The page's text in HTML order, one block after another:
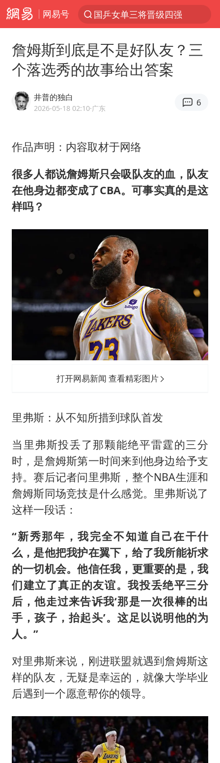
网易号
新疆优化调整景区内自驾服务费
情侣平潭拍日出坠崖1死1伤
杭州全市有序停课
36岁男演员成景区NPC后人气爆棚
老挝国会主席赛宋蓬逝世
夏日经济乘“热”而上 消费市场向“新”而行
白海豚将正面袭击贯穿浙江
酒店回应车内过夜被收150元
乐享全民健身 共筑健康中国
詹姆斯到底是不是好队友？三
个落选秀的故事给出答案
井普的独白
2026-05-18 02:10·广东
6
作品声明：内容取材于网络
很多人都说詹姆斯只会吸队友的血，队友
在他身边都变成了CBA。可事实真的是这
样吗？
打开网易新闻 查看精彩图片
里弗斯：从不知所措到球队首发
当里弗斯投丢了那颗能绝平雷霆的三分
时，是詹姆斯第一时间来到他身边给予支
持。赛后记者问里弗斯，整个NBA生涯和
詹姆斯同场竞技是什么感觉。里弗斯说了
这样一段话：
“新秀那年，我完全不知道自己在干什
么，是他把我护在翼下，给了我所能祈求
的一切机会。他信任我，更重要的是，我
们建立了真正的友谊。我投丢绝平三分
后，他走过来告诉我‘那是一次很棒的出
手，孩子，抬起头’。这足以说明他的为
人。”
对里弗斯来说，刚进联盟就遇到詹姆斯这
样的队友，无疑是幸运的，就像大学毕业
后遇到一个愿意帮你的领导。